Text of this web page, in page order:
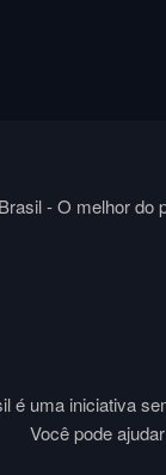
- O melhor do
é uma iniciativa
Você pode